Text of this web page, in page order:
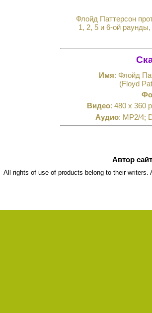
Флойд Паттерсон
1, 2, 5 и 6-ой
Имя: Флойд
(Floyd
Видео: 480 x 360
Аудио: MP2/4;
Автор
All rights of use of products belong to their